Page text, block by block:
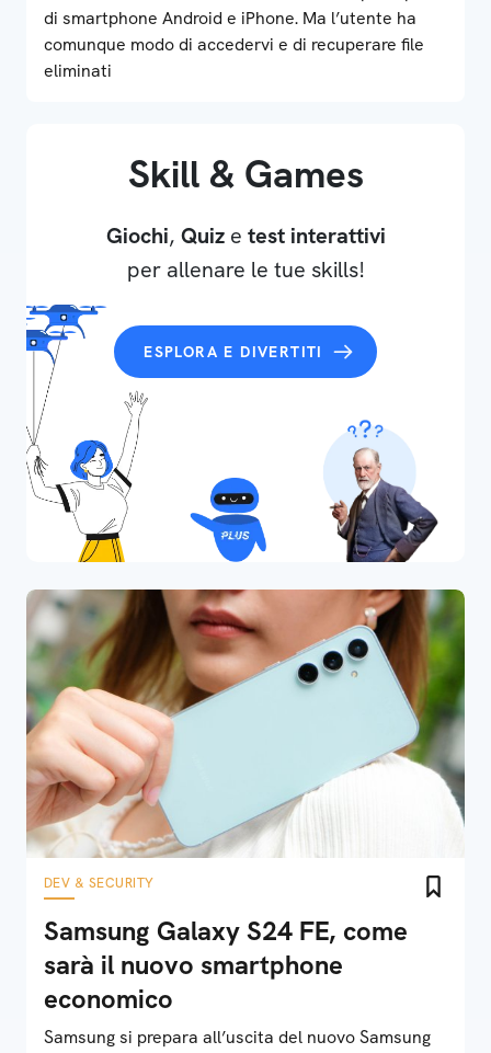
di smartphone Android e iPhone. Ma l’utente ha
comunque modo di accedervi e di recuperare file
eliminati
Skill & Games
Giochi, Quize test interattivi
per allenare le tue skills!
ESPLORA E DIVERTITI
DEV & SECURITY
Samsung Galaxy S24 FE, come
sarà il nuovo smartphone
economico
Samsung si prepara all’uscita del nuovo Samsung